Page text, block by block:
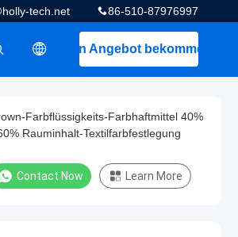
86-510-87976997
tech.net
Ein Angebot bekommen
Farbflüssigkeits-Farbhaftmittel 40%
Rauminhalt-Textilfarbfestlegung
Contact Now Learn More